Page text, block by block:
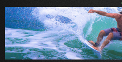
Feedbacks
Kontakt
ARVB